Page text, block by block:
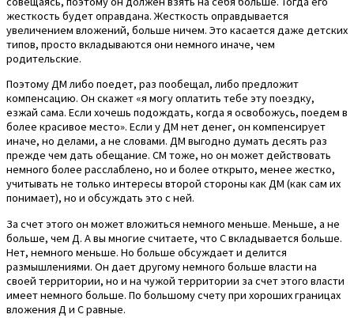
жесткость будет оправдана. Жесткость оправдывается
увеличением вложений, больше ничем. Это касается даже детских
типов, просто вкладываются они немного иначе, чем
родительские.
Поэтому ДМ либо поедет, раз пообещал, либо предложит
компенсацию. Он скажет «я могу оплатить тебе эту поездку,
езжай сама. Если хочешь подождать, когда я освобожусь, поедем в
более красивое место». Если у ДМ нет денег, он компенсирует
иначе, но делами, а не словами. ДМ выгодно думать десять раз
прежде чем дать обещание. СМ тоже, но он может действовать
немного более расслаблено, но и более открыто, менее жестко,
учитывать не только интересы второй стороны как ДМ (как сам их
понимает), но и обсуждать это с ней.
За счет этого он может вложиться немного меньше. Меньше, а не
больше, чем Д. А вы многие считаете, что С вкладывается больше.
Нет, немного меньше. Но больше обсуждает и делится
размышлениями. Он дает другому немного больше власти на
своей территории, но и на чужой территории за счет этого власти
имеет немного больше. По большому счету при хороших границах
вложения Д и С равные.